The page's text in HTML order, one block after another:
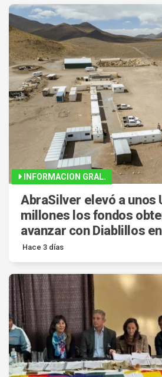
INFORMACION GRAL.
AbraSilver elevó a unos
millones los fondos
avanzar con Diablillos
Hace 3 días